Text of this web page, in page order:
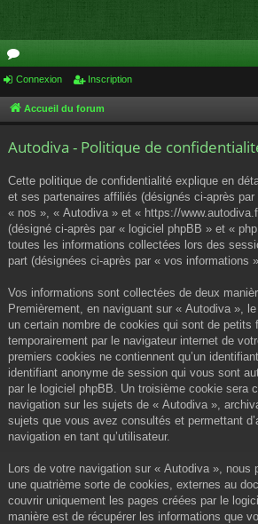
or
u
Connexion Inscription
Accueil du forum
Autodiva - Politique de
Cette politique de confidentialité explique en
et ses partenaires affiliés (désignés ci-après par
« nos », « Autodiva » et « https://
(désigné ci-après par « logiciel phpBB » et «
toutes les informations collectées lors des
part (désignées ci-après par « vos informations
Vos informations sont collectées de deux
Premièrement, en naviguant sur « Autodiva »,
un certain nombre de cookies qui sont de petits
temporairement par le navigateur internet de
premiers cookies ne contiennent qu’un
identifiant anonyme de session qui vous sont
par le logiciel phpBB. Un troisième cookie sera
navigation sur les sujets de « Autodiva »,
sujets que vous avez consultés et permettant
navigation en tant qu’utilisateur.
Lors de votre navigation sur « Autodiva », nous
une quatrième sorte de cookies, externes au
couvrir uniquement les pages créées par le
manière est de récupérer les informations que